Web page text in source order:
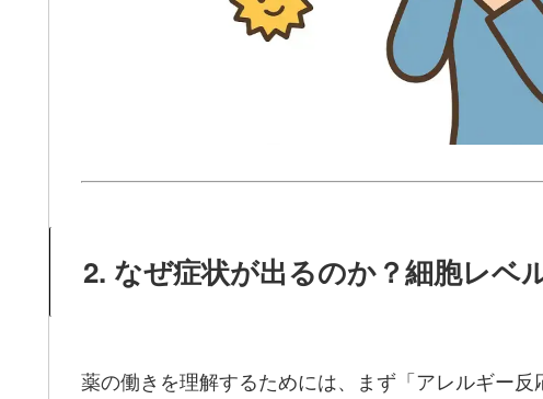
2. なぜ症状が出るのか？細胞レベ
薬の働きを理解するためには、まず「アレルギー